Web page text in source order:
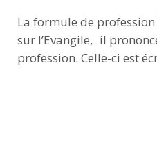
La formule de
sur l’Evangile, il
profession. Celle-ci est